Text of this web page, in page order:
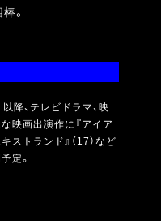
。
降、テレビドラマ、映
映画出演作に『アイア
キストランド』（17）など
定。